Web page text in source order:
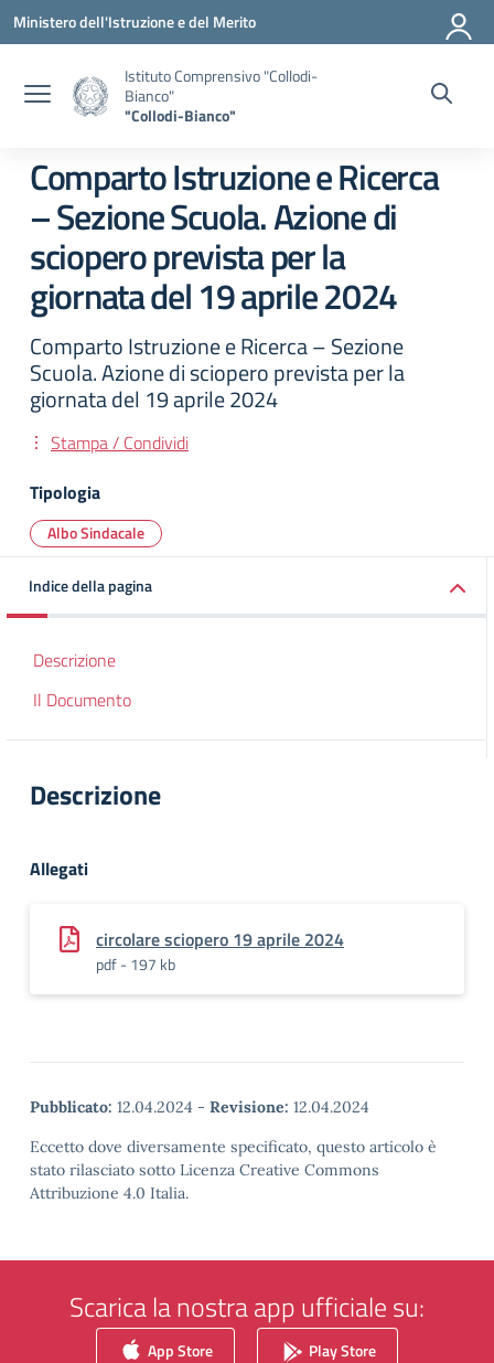
Vai ai contenuti
Vai al menu di navigazione
Vai al footer
Ministero dell'Istruzione e del Merito
Istituto Comprensivo "Collodi-
Bianco"
"Collodi-Bianco"
Comparto Istruzione e Ricerca
– Sezione Scuola. Azione di
sciopero prevista per la
giornata del 19 aprile 2024
Comparto Istruzione e Ricerca – Sezione
Scuola. Azione di sciopero prevista per la
giornata del 19 aprile 2024
Stampa / Condividi
Tipologia
Albo Sindacale
Indice della pagina
Descrizione
Il Documento
Descrizione
Allegati
circolare sciopero 19 aprile 2024
pdf - 197 kb
Pubblicato: 12.04.2024 - Revisione: 12.04.2024
Eccetto dove diversamente specificato, questo articolo è
stato rilasciato sotto Licenza Creative Commons
Attribuzione 4.0 Italia.
Scarica la nostra app ufficiale su:
App Store Play Store